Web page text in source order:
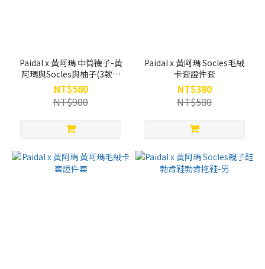
Paidal x 黃阿瑪 中筒襪子-黃
阿瑪與Socles與柚子(3款一
組，不分售)
NT$580
NT$980
Paidal x 黃阿瑪 Socles毛絨
卡套證件套
NT$380
NT$580